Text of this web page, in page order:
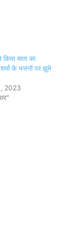
किया माता का
के भजनों पर झूमे
2023